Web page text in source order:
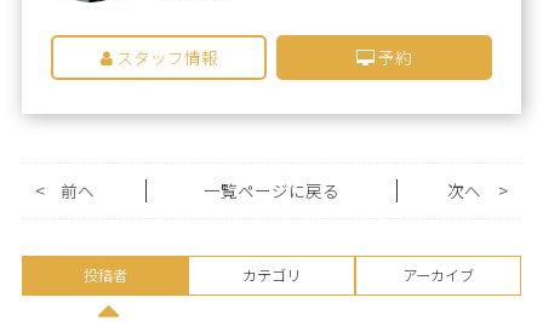
スタッフ情報 予約
< 前へ 一覧ページに戻る >
次へ
投稿者 カテゴリ アーカイブ